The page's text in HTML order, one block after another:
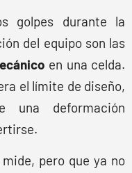
golpes durante la
del equipo son las
en una celda.
el límite de diseño,
una deformación
pero que ya no